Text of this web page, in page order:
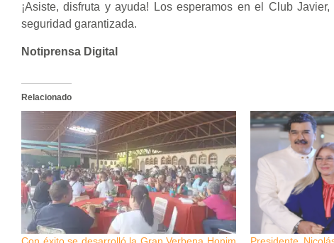
¡Asiste, disfruta y ayuda! Los esperamos en el Club
seguridad garantizada.
Notiprensa Digital
Relacionado
Con éxito se desarrolló la Gran Verbena Honim
Presidente